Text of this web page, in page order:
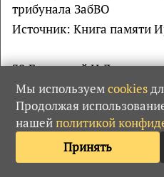
трибунала ЗабВО
Источник: Книга памяти
39.Багинский Н.Л.
40.Байнов С.Ф. –данных
41.Балатский Петр
Родился в 1893 г.,
Мы используемcookies
Продолжая
нашейполитикой
Принять